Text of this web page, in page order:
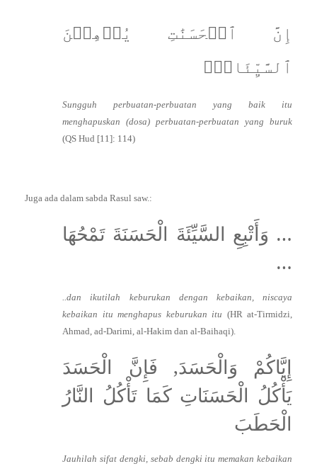
إِنَّ ٱلۡحَسَنَٰتِ يُذۡهِبۡنَ
ٱلسَّيِّئَاتِۚ
Sungguh perbuatan-perbuatan yang baik itu
menghapuskan (dosa) perbuatan-perbuatan yang buruk
(QS Hud [11]: 114)
Juga ada dalam sabda Rasul saw.:
… وَأَتْبِعِ السَّيِّئَةَ الْحَسَنَةَ تَمْحُهَا
…
..dan ikutilah keburukan dengan kebaikan, niscaya
kebaikan itu menghapus keburukan itu (HR at-Tirmidzi,
Ahmad, ad-Darimi, al-Hakim dan al-Baihaqi).
إِيَّاكُمْ وَالْحَسَدَ, فَإِنَّ الْحَسَدَ
يَأْكُلُ الْحَسَنَاتِ كَمَا تَأْكُلُ النَّارُ
الْحَطَبَ
Jauhilah sifat dengki, sebab dengki itu memakan kebaikan